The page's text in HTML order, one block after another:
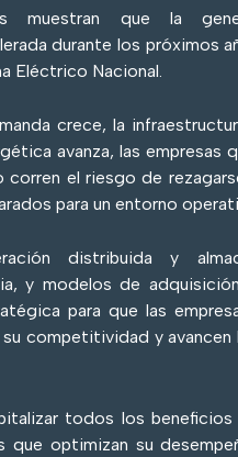
muestran que la
durante los próximos
Eléctrico Nacional.
crece, la
avanza, las empresas
corren el riesgo de
para un entorno
distribuida y
y modelos de
para que las
competitividad y
todos los
optimizan su